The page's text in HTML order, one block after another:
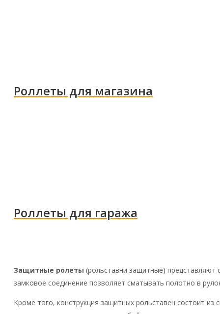
Роллеты для магазина
Роллеты для гаража
Защитные ролеты (рольставни защитные)
замковое соединение позволяет сматывать полотно в
Кроме того, конструкция защитных рольставен состоит